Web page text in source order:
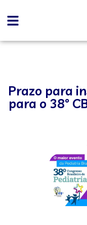
Prazo para
para o 38º